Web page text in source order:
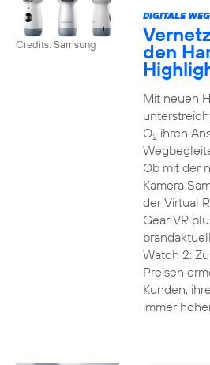
Credits: Samsung
DIGITALE
den
Mit neuen
O2ihren
Ob mit der
Kamera
der Virtual
Gear VR
Watch 2:
Preisen
Kunden,
immer